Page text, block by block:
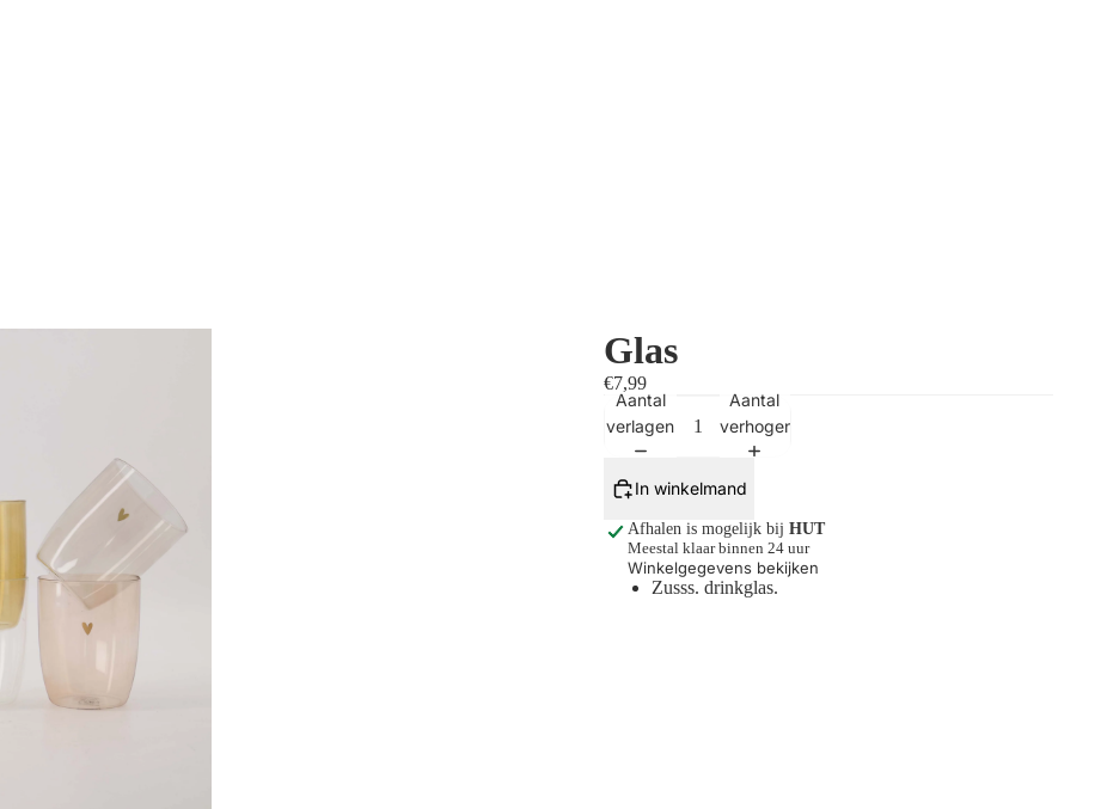
Glas
€7,99
Aantal
verlagen
Aantal
verhogen
In winkelmand
Afhalen is mogelijk bij HUT
Meestal klaar binnen 24 uur
Winkelgegevens bekijken
Zusss. drinkglas.